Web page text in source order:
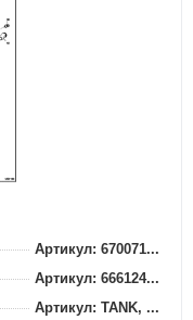
Артикул: 670071...
Артикул: 666124...
Артикул: TANK, ...